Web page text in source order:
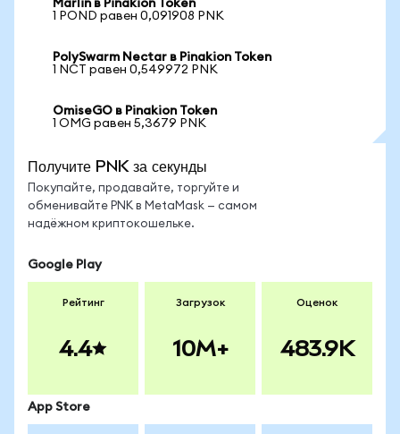
Marlin в Pinakion Token
1 POND равен 0,091908 PNK
PolySwarm Nectar в Pinakion Token
1 NCT равен 0,549972 PNK
OmiseGO в Pinakion Token
1 OMG равен 5,3679 PNK
Получите PNK за секунды
Покупайте, продавайте, торгуйте и
обменивайте PNK в MetaMask — самом
надёжном криптокошельке.
Google Play
Рейтинг
4.4
Загрузок
10M+
Оценок
483.9K
App Store